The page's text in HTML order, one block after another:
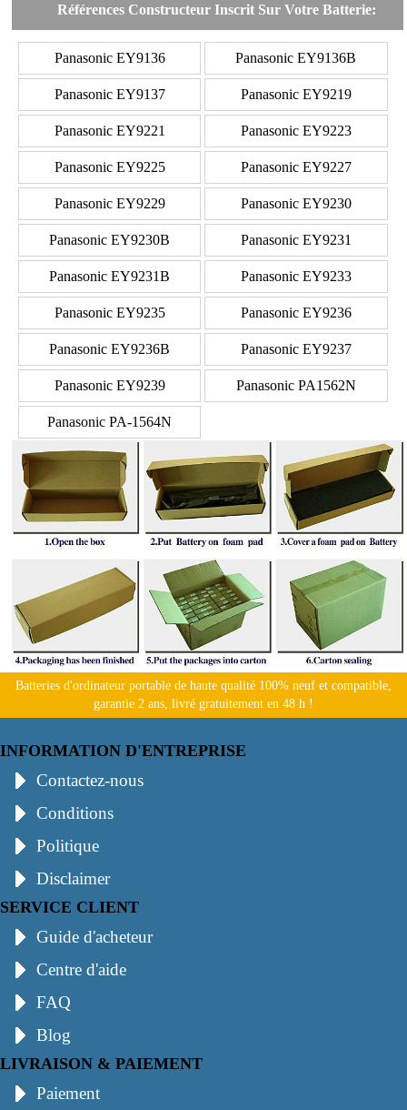
Références Constructeur Inscrit Sur Votre Batterie:
Panasonic EY9136 Panasonic EY9136B
Panasonic EY9137 Panasonic EY9219
Panasonic EY9221 Panasonic EY9223
Panasonic EY9225 Panasonic EY9227
Panasonic EY9229 Panasonic EY9230
Panasonic EY9230B Panasonic EY9231
Panasonic EY9231B Panasonic EY9233
Panasonic EY9235 Panasonic EY9236
Panasonic EY9236B Panasonic EY9237
Panasonic EY9239 Panasonic PA1562N
Panasonic PA-1564N
Batteries d'ordinateur portable de haute qualité 100% neuf et compatible,
garantie 2 ans, livré gratuitement en 48 h !
INFORMATION D'ENTREPRISE
Contactez-nous
Conditions
Politique
Disclaimer
SERVICE CLIENT
Guide d'acheteur
Centre d'aide
FAQ
Blog
LIVRAISON & PAIEMENT
Paiement